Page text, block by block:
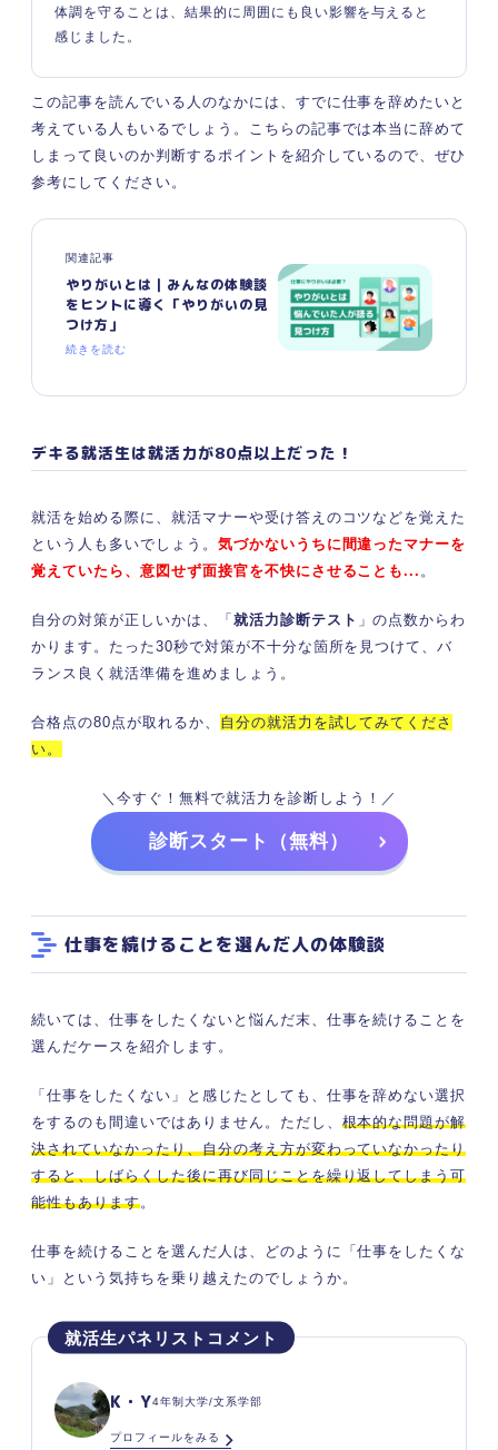
体調を守ることは、結果的に周囲にも良い影響を与えると
感じました。
この記事を読んでいる人のなかには、すでに仕事を辞めたいと
考えている人もいるでしょう。こちらの記事では本当に辞めて
しまって良いのか判断するポイントを紹介しているので、ぜひ
参考にしてください。
関連記事
やりがいとは｜みんなの体験談
をヒントに導く「やりがいの見
つけ方」
続きを読む
デキる就活生は就活力が80点以上だった！
就活を始める際に、就活マナーや受け答えのコツなどを覚えた
という人も多いでしょう。 気づかないうちに間違ったマナーを
覚えていたら、意図せず面接官を不快にさせることも... 。
自分の対策が正しいかは、「 就活力診断テスト 」の点数からわ
かります。たった30秒で対策が不十分な箇所を見つけて、バ
ランス良く就活準備を進めましょう。
合格点の80点が取れるか、 自分の就活力を試してみてくださ
い。
＼今すぐ！無料で就活力を診断しよう！／
診断スタート（無料）
仕事を続けることを選んだ人の体験談
続いては、仕事をしたくないと悩んだ末、仕事を続けることを
選んだケースを紹介します。
「仕事をしたくない」と感じたとしても、仕事を辞めない選択
をするのも間違いではありません。ただし、 根本的な問題が解
決されていなかったり、自分の考え方が変わっていなかったり
すると、しばらくした後に再び同じことを繰り返してしまう可
能性もあります。
仕事を続けることを選んだ人は、どのように「仕事をしたくな
い」という気持ちを乗り越えたのでしょうか。
K・Y4年制大学/文系学部
プロフィールをみる